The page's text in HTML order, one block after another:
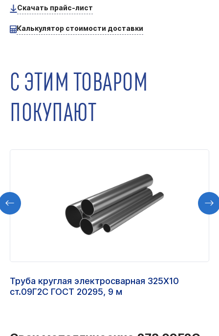
Скачать прайс-лист
Калькулятор стоимости доставки
С ЭТИМ ТОВАРОМ
ПОКУПАЮТ
Труба круглая электросварная 325Х10
ст.09Г2С ГОСТ 20295, 9 м